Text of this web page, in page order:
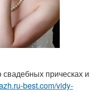
прическах и
best.com/vidy-